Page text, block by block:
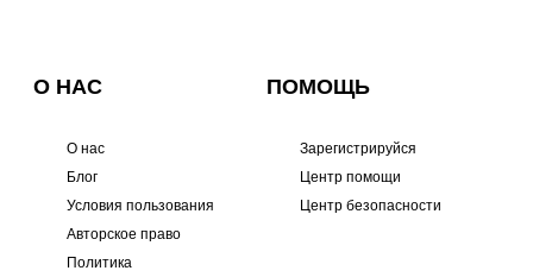
О НАС
О нас
Блог
Условия пользования
Авторское право
Политика
ПОМОЩЬ
Зарегистрируйся
Центр помощи
Центр безопасности